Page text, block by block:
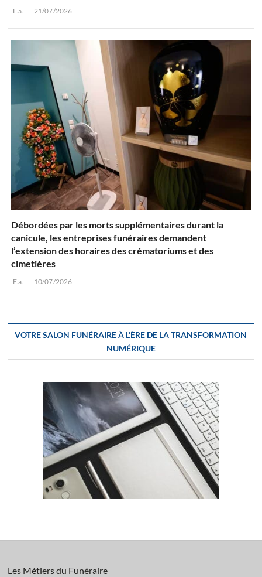
F.a. 21/07/2026
Débordées par les morts supplémentaires durant la
canicule, les entreprises funéraires demandent
l’extension des horaires des crématoriums et des
cimetières
F.a. 10/07/2026
VOTRE SALON FUNÉRAIRE À L’ÈRE DE LA TRANSFORMATION
NUMÉRIQUE
Les Métiers du Funéraire